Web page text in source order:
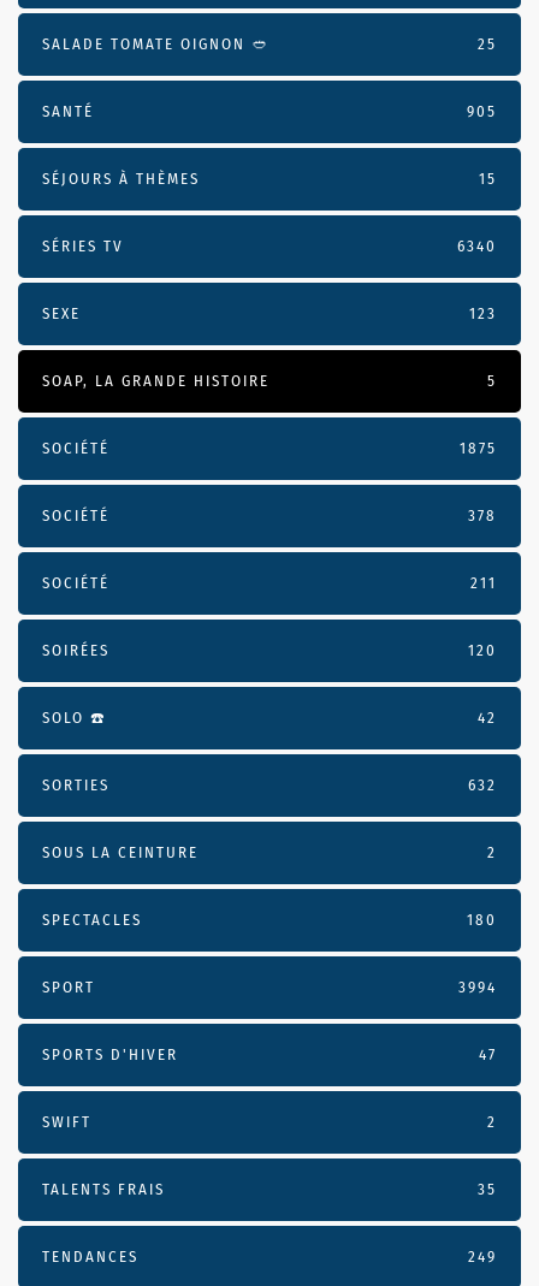
SALADE TOMATE OIGNON 🥙 25
SANTÉ 905
SÉJOURS À THÈMES 15
SÉRIES TV 6340
SEXE 123
SOAP, LA GRANDE HISTOIRE 5
SOCIÉTÉ 1875
SOCIÉTÉ 378
SOCIÉTÉ 211
SOIRÉES 120
SOLO ☎️ 42
SORTIES 632
SOUS LA CEINTURE 2
SPECTACLES 180
SPORT 3994
SPORTS D'HIVER 47
SWIFT 2
TALENTS FRAIS 35
TENDANCES 249